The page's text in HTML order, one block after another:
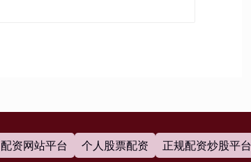
配资网站平台 个人股票配资 正规配资炒股平台